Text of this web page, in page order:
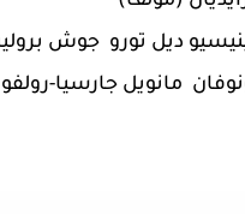
ديل تورو جوش برولين
مانويل جارسيا-